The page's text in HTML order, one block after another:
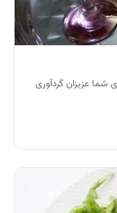
شما عزیزان گردآوری